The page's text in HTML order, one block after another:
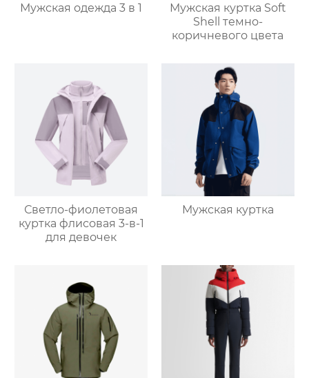
Мужская одежда 3 в 1
Мужская куртка Soft
Shell темно-
коричневого цвета
Светло-фиолетовая
куртка флисовая 3-в-1
для девочек
Мужская куртка